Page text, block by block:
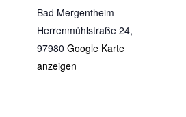
Bad Mergentheim
Herrenmühlstraße 24,
97980 Google Karte
anzeigen